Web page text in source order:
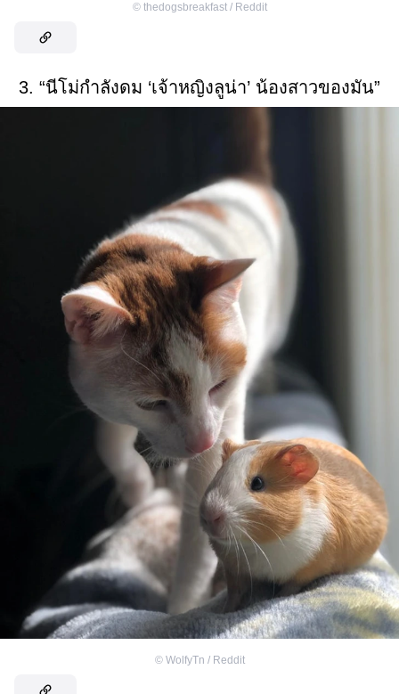
© thedogsbreakfast / Reddit
3. “นีโม่กำลังดม ‘เจ้าหญิงลูน่า’ น้องสาวของมัน”
© WolfyTn / Reddit